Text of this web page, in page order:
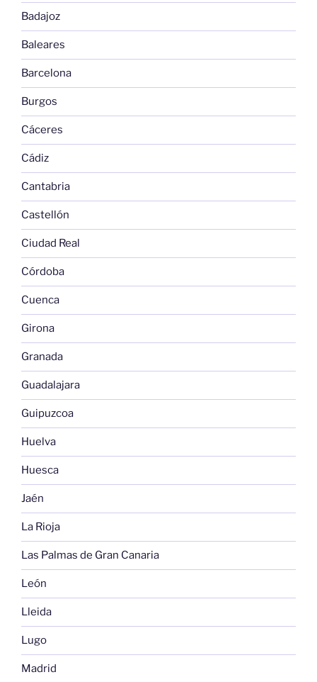
Badajoz
Baleares
Barcelona
Burgos
Cáceres
Cádiz
Cantabria
Castellón
Ciudad Real
Córdoba
Cuenca
Girona
Granada
Guadalajara
Guipuzcoa
Huelva
Huesca
Jaén
La Rioja
Las Palmas de Gran Canaria
León
Lleida
Lugo
Madrid